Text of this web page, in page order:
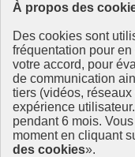
À propos des
Des cookies sont
fréquentation pour
votre accord, pour
de communication
tiers (vidéos,
expérience
pendant 6 mois.
moment en cliquant
des cookies».
Ressources
Ressources
La Méth’ODD
Gouvernement
Ce site propose
2030 et la feuille de
tous les acteurs.